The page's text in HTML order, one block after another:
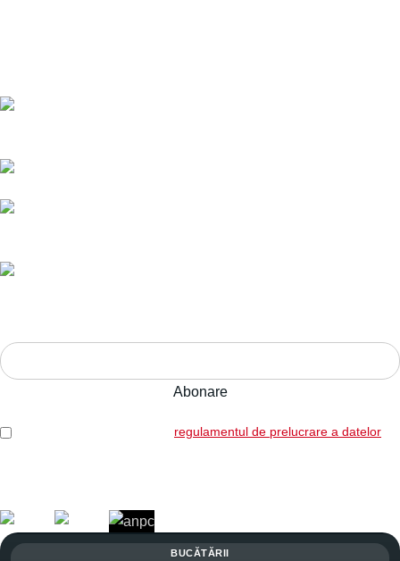
regulamentul de prelucrare a datelor
BUCĂTĂRII